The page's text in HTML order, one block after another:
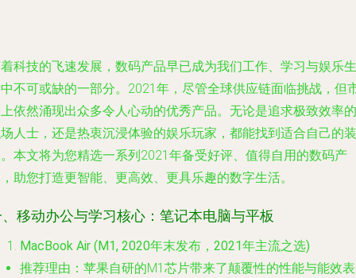
科技的飞速发展，数码产品早已成为我们工作、学习与娱乐生
不可或缺的一部分。2021年，尽管全球供应链面临挑战，但
依然涌现出众多令人心动的优秀产品。无论是追求极致效率的
人士，还是热衷沉浸体验的娱乐玩家，都能找到适合自己的装
本文将为您精选一系列2021年备受好评、值得自用的数码产
助您打造更智能、更高效、更具乐趣的数字生活。
移动办公与学习核心：笔记本电脑与平板
MacBook Air (M1, 2020年末发布，2021年主流之选)
推荐理由 ：苹果自研的M1芯片带来了颠覆性的性能与能效表